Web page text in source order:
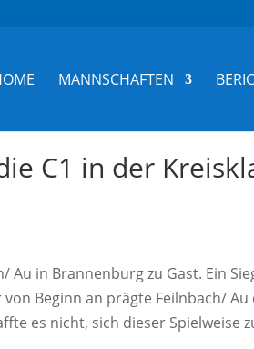
MANNSCHAFTEN
C1 in der
Au in Brannenburg zu Gast. Ein
Beginn an prägte Feilnbach/ Au
es nicht, sich dieser Spielweise